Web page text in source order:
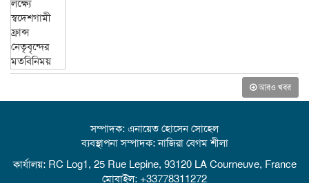
আরও খবর
সম্পাদক: এনায়েত হোসেন সোহেল
ব্যবস্থাপনা সম্পাদক: নাজিরা বেগম শীলা
কার্যালয়: RC Log1, 25 Rue Lepine, 93120 LA Courneuve, France
মোবাইল: +33778311272